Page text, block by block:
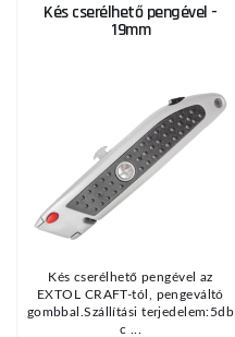
Kés cserélhető pengével -
19mm
Kés cserélhető pengével az
EXTOL CRAFT-tól, pengeváltó
gombbal.Szállítási terjedelem:5db
c ...